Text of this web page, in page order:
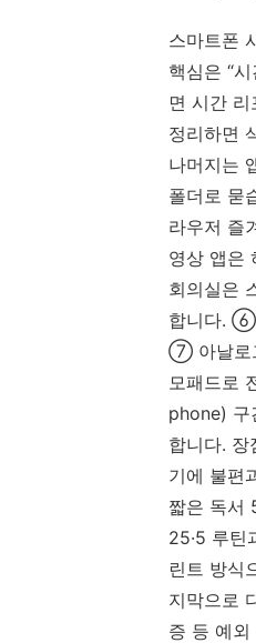
스마트폰
핵심은 “
면 시간
정리하면
나머지는
폴더로 묻
라우저 즐
영상 앱은
회의실은
합니다. ⑥
⑦ 아날로
모패드로
phone) 구
합니다. 장
기에 불편
짧은 독서
25·5 루틴
린트 방식
지막으로
증 등 예